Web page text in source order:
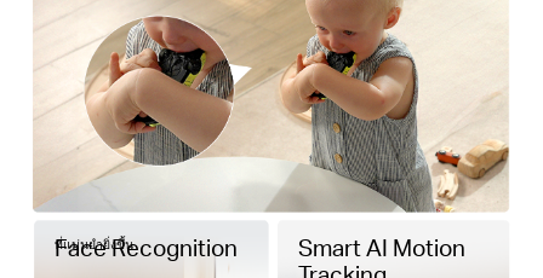
Face Recognition
ที่แม่นยำยิ่งขึ้น
Smart AI Motion